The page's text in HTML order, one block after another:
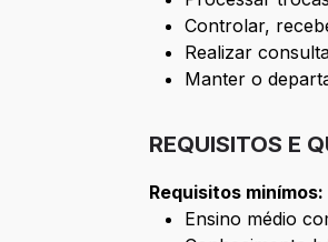
Controlar,
Realizar
Manter o
REQUISITOS E
Requisitos minímos:
Ensino médio